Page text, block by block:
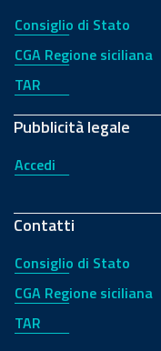
Consiglio di Stato
CGA Regione siciliana
TAR
Pubblicità legale
Accedi
Contatti
Consiglio di Stato
CGA Regione siciliana
TAR